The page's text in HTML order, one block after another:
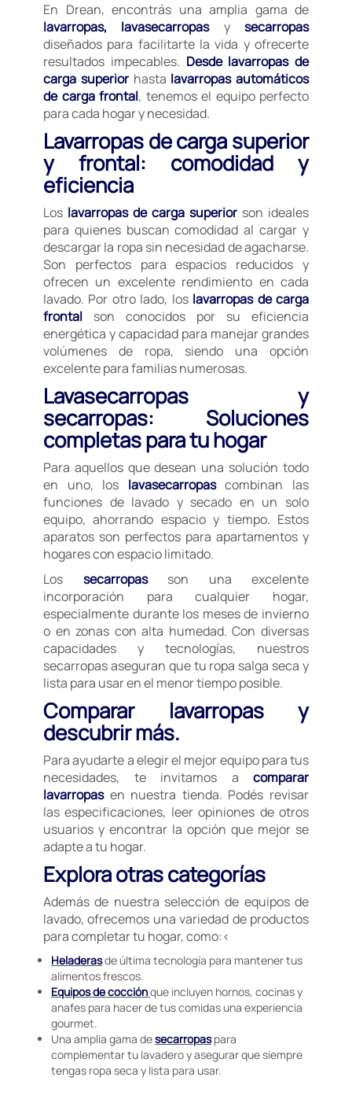
En Drean, encontrás una amplia gama de
lavarropas, lavasecarropasysecarropas
diseñados para facilitarte la vida y ofrecerte
resultados impecables. Desde lavarropas de
carga superiorhasta lavarropas automáticos
de carga frontal, tenemos el equipo perfecto
para cada hogar y necesidad.
Lavarropas de carga superior
y frontal: comodidad y
eficiencia
Los lavarropas de carga superior son ideales
para quienes buscan comodidad al cargar y
descargar la ropa sin necesidad de agacharse.
Son perfectos para espacios reducidos y
ofrecen un excelente rendimiento en cada
lavado. Por otro lado, los lavarropas de carga
frontal son conocidos por su eficiencia
energética y capacidad para manejar grandes
volúmenes de ropa, siendo una opción
excelente para familias numerosas.
Lavasecarropas y
secarropas: Soluciones
completas para tu hogar
Para aquellos que desean una solución todo
en uno, los lavasecarropascombinan las
funciones de lavado y secado en un solo
equipo, ahorrando espacio y tiempo. Estos
aparatos son perfectos para apartamentos y
hogares con espacio limitado.
Los secarropasson una excelente
incorporación para cualquier hogar,
especialmente durante los meses de invierno
o en zonas con alta humedad. Con diversas
capacidades y tecnologías, nuestros
secarropas aseguran que tu ropa salga seca y
lista para usar en el menor tiempo posible.
Comparar lavarropas y
descubrir más.
Para ayudarte a elegir el mejor equipo para tus
necesidades, te invitamos a comparar
lavarropasen nuestra tienda. Podés revisar
las especificaciones, leer opiniones de otros
usuarios y encontrar la opción que mejor se
adapte a tu hogar.
Explora otras categorías
Además de nuestra selección de equipos de
lavado, ofrecemos una variedad de productos
para completar tu hogar, como:<
Heladerasde última tecnología para mantener tus
alimentos frescos.
Equipos de cocciónque incluyen hornos, cocinas y
anafes para hacer de tus comidas una experiencia
gourmet.
Una amplia gama desecarropaspara
complementar tu lavadero y asegurar que siempre
tengas ropa seca y lista para usar.